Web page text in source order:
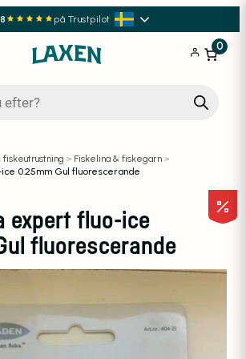
på Trustpilot
0
> Fiskelina & fiskegarn >
0.25mm Gul fluorescerande
expert fluo-ice
fluorescerande